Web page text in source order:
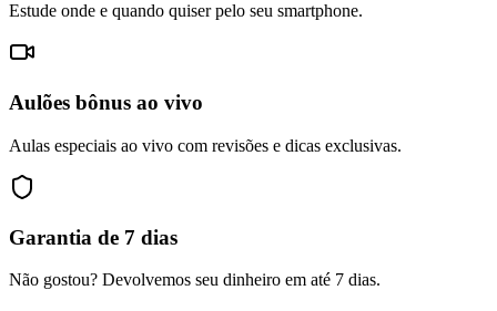
Estude onde e quando quiser pelo seu smartphone.
Aulões bônus ao vivo
Aulas especiais ao vivo com revisões e dicas exclusivas.
Garantia de 7 dias
Não gostou? Devolvemos seu dinheiro em até 7 dias.